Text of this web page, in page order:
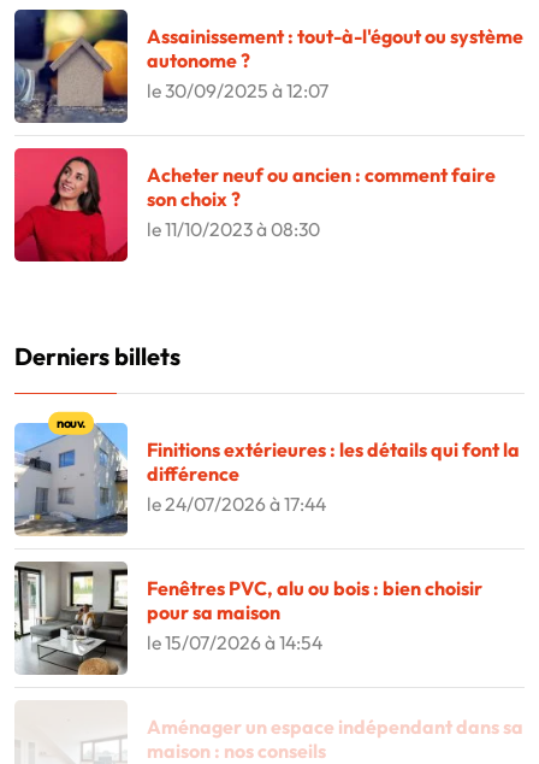
Assainissement : tout-à-l'égout ou système
autonome ?
le 30/09/2025 à 12:07
Acheter neuf ou ancien : comment faire
son choix ?
le 11/10/2023 à 08:30
Derniers billets
nouv.Nouveaux articles
Finitions extérieures : les détails qui font la
différence
le 24/07/2026 à 17:44
Fenêtres PVC, alu ou bois : bien choisir
pour sa maison
le 15/07/2026 à 14:54
Aménager un espace indépendant dans sa
maison : nos conseils